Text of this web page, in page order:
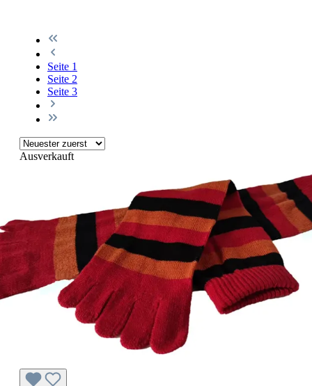
Seite 1
Seite 2
Seite 3
Ausverkauft